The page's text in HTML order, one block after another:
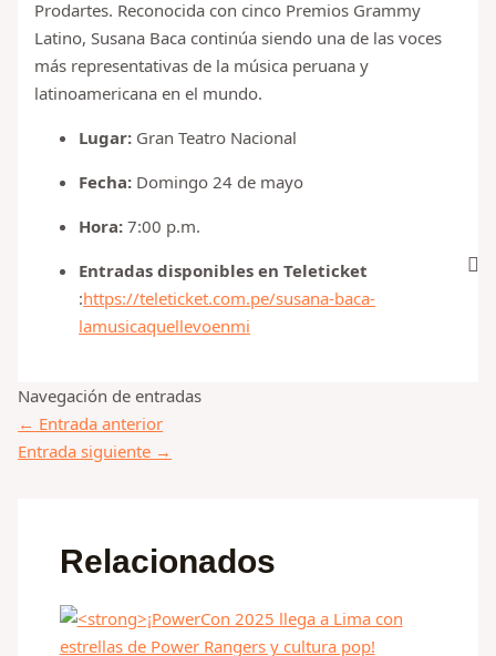
Prodartes. Reconocida con cinco Premios Grammy
Latino, Susana Baca continúa siendo una de las voces
más representativas de la música peruana y
latinoamericana en el mundo.
Lugar: Gran Teatro Nacional
Fecha: Domingo 24 de mayo
Hora:7:00 p.m.
Entradas disponibles en Teleticket
:https://teleticket.com.pe/susana-baca-
lamusicaquellevoenmi
Navegación de entradas
← Entrada anterior
Entrada siguiente →
Relacionados